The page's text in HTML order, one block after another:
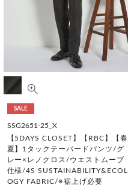
SALE
SSG2651-25_X
【5DAYS CLOSET】【RBC】【春
夏】1タックテーパードパンツ/グ
レー×レノクロス/ウエストムーブ
仕様/4S SUSTAINABILITY&ECOL
OGY FABRIC/※裾上げ必要